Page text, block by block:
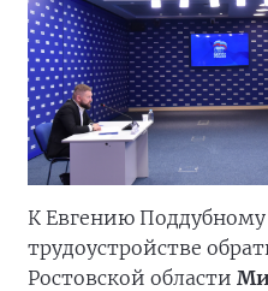
К Евгению
трудоустройстве
Ростовской области